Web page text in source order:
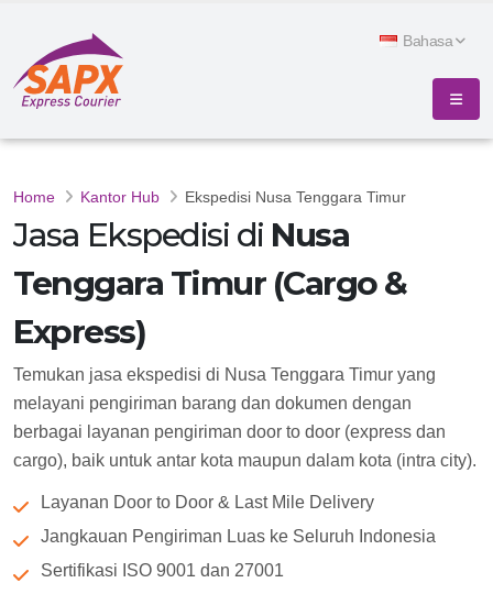
Bahasa
Home Kantor Hub Ekspedisi Nusa Tenggara Timur
Jasa Ekspedisi di Nusa
Tenggara Timur (Cargo &
Express)
Temukan jasa ekspedisi di Nusa Tenggara Timur yang
melayani pengiriman barang dan dokumen dengan
berbagai layanan pengiriman door to door (express dan
cargo), baik untuk antar kota maupun dalam kota (intra city).
Layanan Door to Door & Last Mile Delivery
Jangkauan Pengiriman Luas ke Seluruh Indonesia
Sertifikasi ISO 9001 dan 27001